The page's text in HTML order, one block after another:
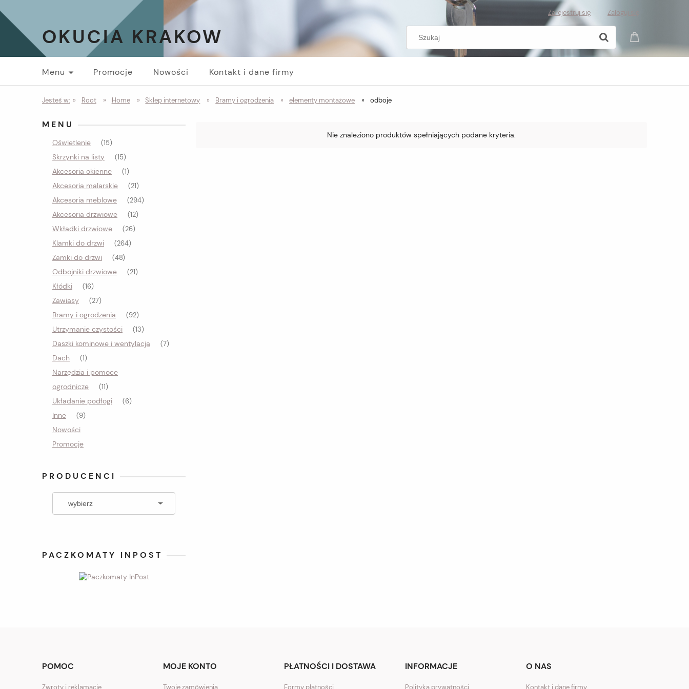
Zarejestruj się Zaloguj się
OKUCIA KRAKOW
Menu Promocje Nowości Kontakt i dane firmy
Jesteś w: » Root » Home » Sklep internetowy » Bramy i ogrodzenia » elementy montażowe » odboje
MENU
Oświetlenie (15)
Skrzynki na listy (15)
Akcesoria okienne (1)
Akcesoria malarskie (21)
Akcesoria meblowe (294)
Akcesoria drzwiowe (12)
Wkładki drzwiowe (26)
Klamki do drzwi (264)
Zamki do drzwi (48)
Odbojniki drzwiowe (21)
Kłódki (16)
Zawiasy (27)
Bramy i ogrodzenia (92)
Utrzymanie czystości (13)
Daszki kominowe i wentylacja (7)
Dach (1)
Narzędzia i pomoce
ogrodnicze
(11)
Układanie podłogi (6)
Inne (9)
Nowości
Promocje
PRODUCENCI
PACZKOMATY INPOST
Nie znaleziono produktów spełniających podane kryteria.
POMOC
Zwroty i reklamacje
MOJE KONTO
Twoje zamówienia
PŁATNOŚCI I DOSTAWA
Formy płatności
INFORMACJE
Polityka prywatności
O NAS
Kontakt i dane firmy